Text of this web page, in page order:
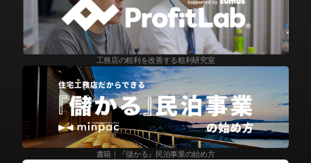
工務店の粗利を改善する粗利研究室
書籍｜『儲かる』民泊事業の始め方